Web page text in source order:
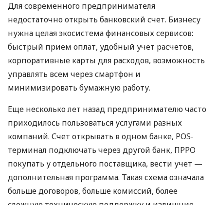
Для современного предпринимателя
недостаточно открыть банковский счет. Бизнесу
нужна целая экосистема финансовых сервисов:
быстрый прием оплат, удобный учет расчетов,
корпоративные карты для расходов, возможность
управлять всем через смартфон и
минимизировать бумажную работу.
Еще несколько лет назад предпринимателю часто
приходилось пользоваться услугами разных
компаний. Счет открывать в одном банке, POS-
терминал подключать через другой банк, ПРРО
покупать у отдельного поставщика, вести учет —
дополнительная программа. Такая схема означала
больше договоров, больше комиссий, более